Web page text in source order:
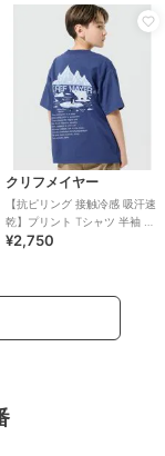
クリフメイヤー
【抗ピリング 接触冷感 吸汗速
乾】プリント Tシャツ 半袖 北
極 120cm～170cm
¥2,750